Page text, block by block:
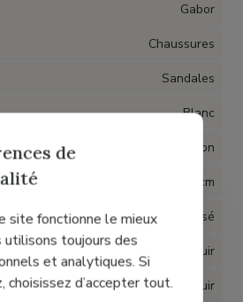
Gabor
Chaussures
Sandales
Blanc
Non
2 cm
Compensé
Cuir
Cuir
de
site fonctionne le mieux
utilisons toujours des
et analytiques. Si
choisissez d’accepter tout.